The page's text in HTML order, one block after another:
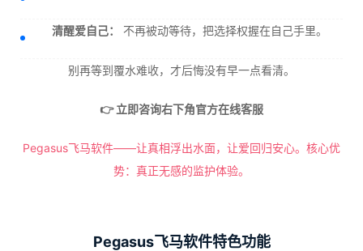
清醒爱自己： 不再被动等待，把选择权握在自己手里。
别再等到覆水难收，才后悔没有早一点看清。
👉 立即咨询右下角官方在线客服
Pegasus飞马软件——让真相浮出水面，让爱回归安心。核心优
势：真正无感的监护体验。
Pegasus飞马软件特色功能